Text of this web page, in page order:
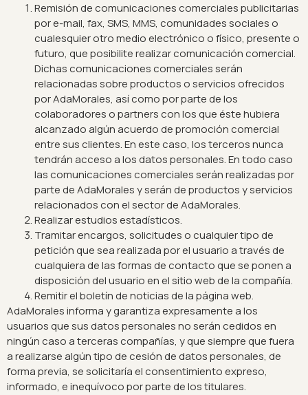
Remisión de comunicaciones comerciales publicitarias
por e-mail, fax, SMS, MMS, comunidades sociales o
cualesquier otro medio electrónico o físico, presente o
futuro, que posibilite realizar comunicación comercial.
Dichas comunicaciones comerciales serán
relacionadas sobre productos o servicios ofrecidos
por AdaMorales, así como por parte de los
colaboradores o partners con los que éste hubiera
alcanzado algún acuerdo de promoción comercial
entre sus clientes. En este caso, los terceros nunca
tendrán acceso a los datos personales. En todo caso
las comunicaciones comerciales serán realizadas por
parte de AdaMorales y serán de productos y servicios
relacionados con el sector de AdaMorales.
Realizar estudios estadísticos.
Tramitar encargos, solicitudes o cualquier tipo de
petición que sea realizada por el usuario a través de
cualquiera de las formas de contacto que se ponen a
disposición del usuario en el sitio web de la compañía.
Remitir el boletín de noticias de la página web.
AdaMorales informa y garantiza expresamente a los
usuarios que sus datos personales no serán cedidos en
ningún caso a terceras compañías, y que siempre que fuera
a realizarse algún tipo de cesión de datos personales, de
forma previa, se solicitaría el consentimiento expreso,
informado, e inequívoco por parte de los titulares.